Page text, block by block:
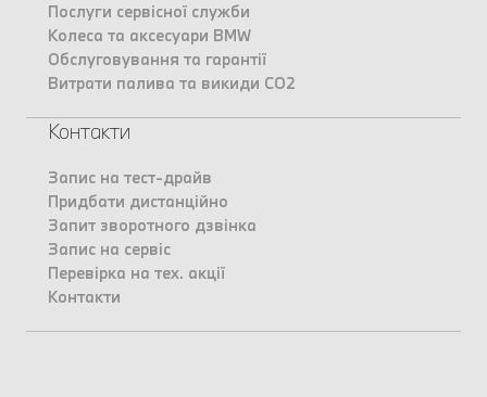
Послуги сервісної служби
Колеса та аксесуари BMW
Обслуговування та гарантії
Витрати палива та викиди CO2
Контакти
Запис на тест-драйв
Придбати дистанційно
Запит зворотного дзвінка
Запис на сервіс
Перевірка на тех. акції
Контакти